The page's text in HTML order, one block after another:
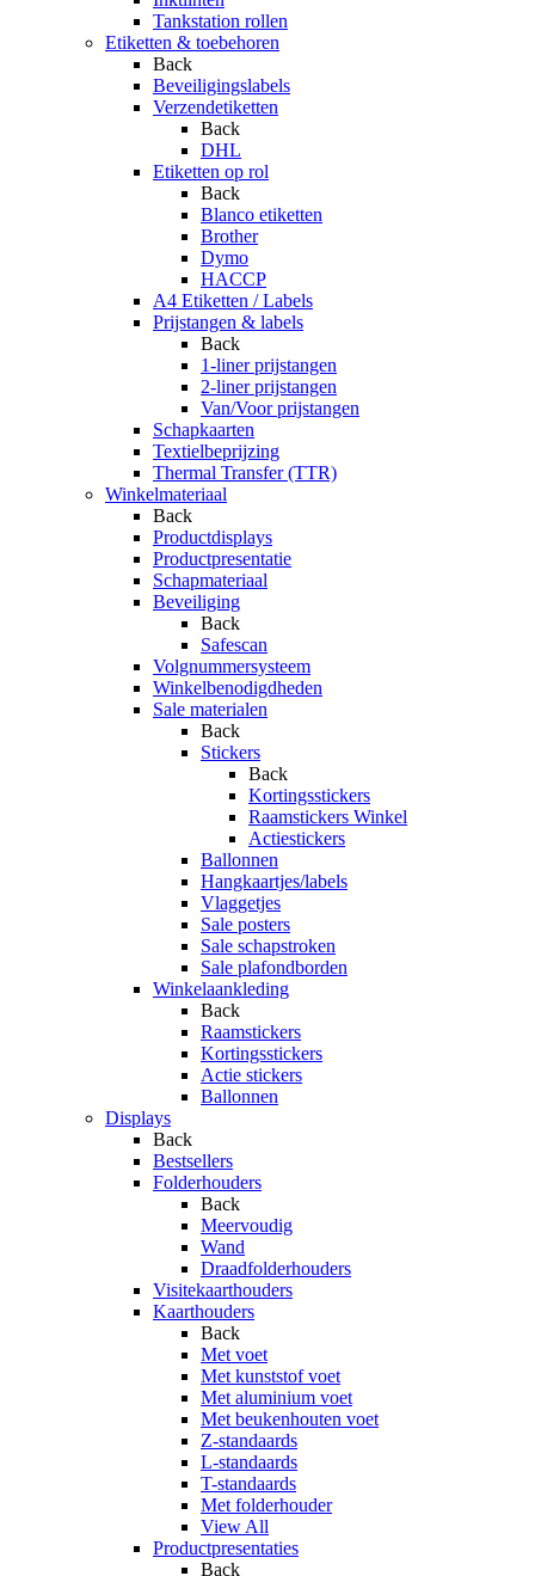
Tankstation rollen
Etiketten & toebehoren
Back
Beveiligingslabels
Verzendetiketten
Back
DHL
Etiketten op rol
Back
Blanco etiketten
Brother
Dymo
HACCP
A4 Etiketten / Labels
Prijstangen & labels
Back
1-liner prijstangen
2-liner prijstangen
Van/Voor prijstangen
Schapkaarten
Textielbeprijzing
Thermal Transfer (TTR)
Winkelmateriaal
Back
Productdisplays
Productpresentatie
Schapmateriaal
Beveiliging
Back
Safescan
Volgnummersysteem
Winkelbenodigdheden
Sale materialen
Back
Stickers
Back
Kortingsstickers
Raamstickers Winkel
Actiestickers
Ballonnen
Hangkaartjes/labels
Vlaggetjes
Sale posters
Sale schapstroken
Sale plafondborden
Winkelaankleding
Back
Raamstickers
Kortingsstickers
Actie stickers
Ballonnen
Displays
Back
Bestsellers
Folderhouders
Back
Meervoudig
Wand
Draadfolderhouders
Visitekaarthouders
Kaarthouders
Back
Met voet
Met kunststof voet
Met aluminium voet
Met beukenhouten voet
Z-standaards
L-standaards
T-standaards
Met folderhouder
View All
Productpresentaties
Back